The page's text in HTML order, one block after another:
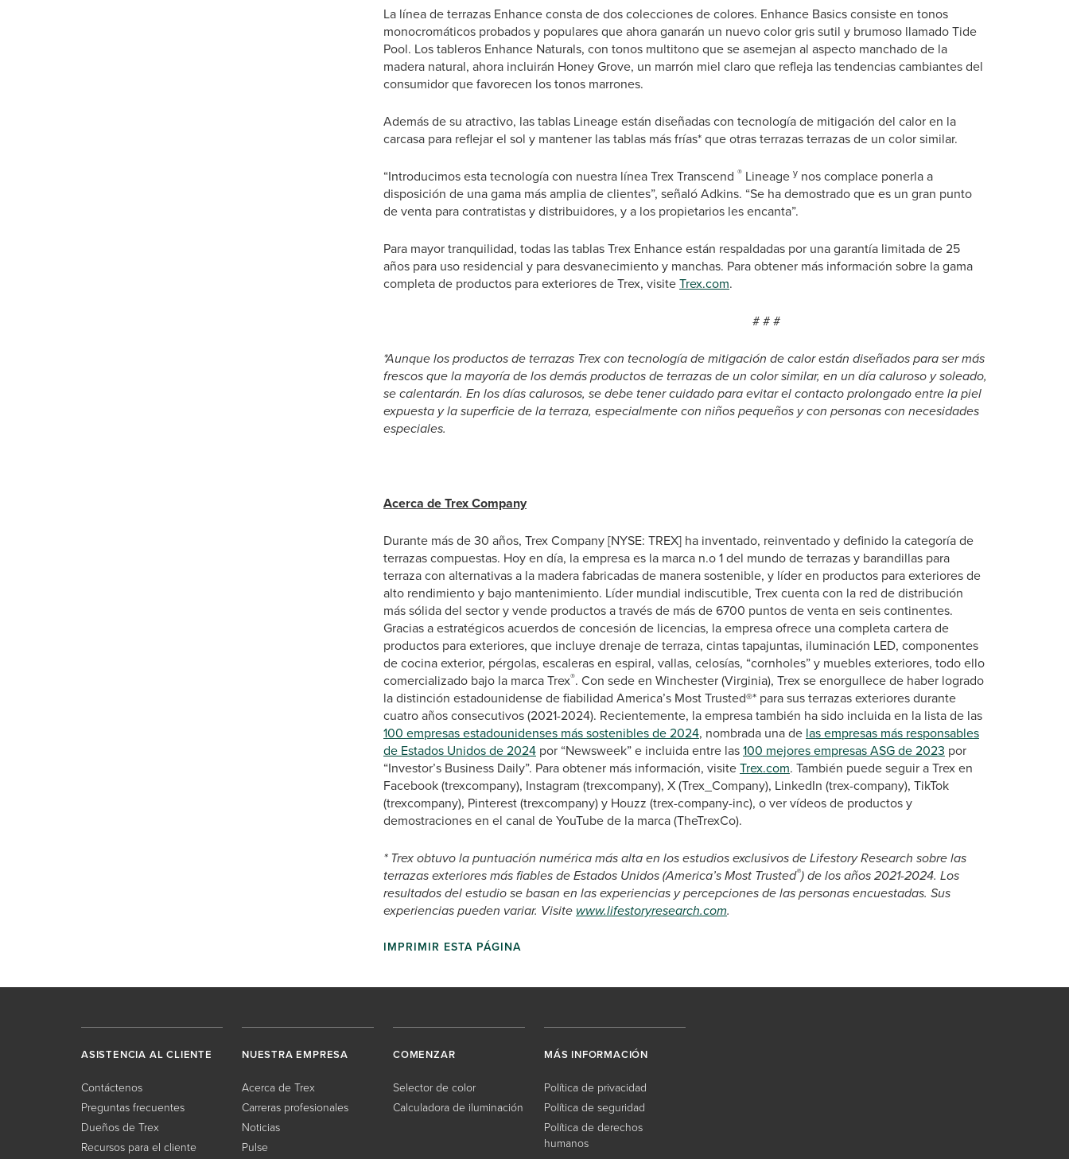
La línea de terrazas Enhance consta de dos colecciones de colores. Enhance Basics consiste en tonos
monocromáticos probados y populares que ahora ganarán un nuevo color gris sutil y brumoso llamado Tide
Pool. Los tableros Enhance Naturals, con tonos multitono que se asemejan al aspecto manchado de la
madera natural, ahora incluirán Honey Grove, un marrón miel claro que refleja las tendencias cambiantes del
consumidor que favorecen los tonos marrones.
Además de su atractivo, las tablas Lineage están diseñadas con tecnología de mitigación del calor en la
carcasa para reflejar el sol y mantener las tablas más frías* que otras terrazas terrazas de un color similar.
“Introducimos esta tecnología con nuestra línea Trex Transcend ® Lineage y nos complace ponerla a
disposición de una gama más amplia de clientes”, señaló Adkins. “Se ha demostrado que es un gran punto
de venta para contratistas y distribuidores, y a los propietarios les encanta”.
Para mayor tranquilidad, todas las tablas Trex Enhance están respaldadas por una garantía limitada de 25
años para uso residencial y para desvanecimiento y manchas. Para obtener más información sobre la gama
completa de productos para exteriores de Trex, visiteTrex.com.
# # #
*Aunque los productos de terrazas Trex con tecnología de mitigación de calor están diseñados para ser más
frescos que la mayoría de los demás productos de terrazas de un color similar, en un día caluroso y soleado,
se calentarán. En los días calurosos, se debe tener cuidado para evitar el contacto prolongado entre la piel
expuesta y la superficie de la terraza, especialmente con niños pequeños y con personas con necesidades
especiales.
Acerca de Trex Company
Durante más de 30 años, Trex Company [NYSE: TREX] ha inventado, reinventado y definido la categoría de
terrazas compuestas. Hoy en día, la empresa es la marca n.o 1 del mundo de terrazas y barandillas para
terraza con alternativas a la madera fabricadas de manera sostenible, y líder en productos para exteriores de
alto rendimiento y bajo mantenimiento. Líder mundial indiscutible, Trex cuenta con la red de distribución
más sólida del sector y vende productos a través de más de 6700 puntos de venta en seis continentes.
Gracias a estratégicos acuerdos de concesión de licencias, la empresa ofrece una completa cartera de
productos para exteriores, que incluye drenaje de terraza, cintas tapajuntas, iluminación LED, componentes
de cocina exterior, pérgolas, escaleras en espiral, vallas, celosías, “cornholes” y muebles exteriores, todo ello
comercializado bajo la marca Trex®. Con sede en Winchester (Virginia), Trex se enorgullece de haber logrado
la distinción estadounidense de fiabilidad America’s Most Trusted®* para sus terrazas exteriores durante
cuatro años consecutivos (2021-2024). Recientemente, la empresa también ha sido incluida en la lista de las
100 empresas estadounidenses más sostenibles de 2024, nombrada una de las empresas más responsables
de Estados Unidos de 2024 por “Newsweek” e incluida entre las100 mejores empresas ASG de 2023 por
“Investor’s Business Daily”. Para obtener más información, visiteTrex.com. También puede seguir a Trex en
Facebook (trexcompany), Instagram (trexcompany), X (Trex_Company), LinkedIn (trex-company), TikTok
(trexcompany), Pinterest (trexcompany) y Houzz (trex-company-inc), o ver vídeos de productos y
demostraciones en el canal de YouTube de la marca (TheTrexCo).
* Trex obtuvo la puntuación numérica más alta en los estudios exclusivos de Lifestory Research sobre las
terrazas exteriores más fiables de Estados Unidos (America’s Most Trusted®) de los años 2021-2024. Los
resultados del estudio se basan en las experiencias y percepciones de las personas encuestadas. Sus
experiencias pueden variar. Visite www.lifestoryresearch.com.
IMPRIMIR ESTA PÁGINA
ASISTENCIA AL CLIENTE
Contáctenos
Preguntas frecuentes
Dueños de Trex
Recursos para el cliente
NUESTRA EMPRESA
Acerca de Trex
Carreras profesionales
Noticias
Pulse
COMENZAR
Selector de color
Calculadora de iluminación
MÁS INFORMACIÓN
Política de privacidad
Política de seguridad
Política de derechos
humanos